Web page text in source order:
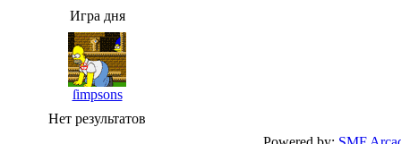
Игра дня
ſimpsons
Нет результатов